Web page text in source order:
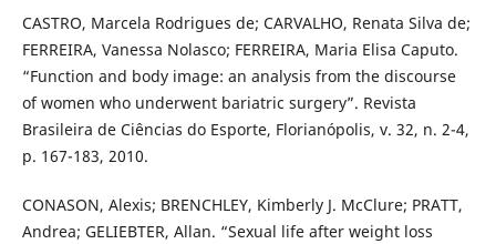
CASTRO, Marcela Rodrigues de; CARVALHO, Renata Silva de;
FERREIRA, Vanessa Nolasco; FERREIRA, Maria Elisa Caputo.
“Function and body image: an analysis from the discourse
of women who underwent bariatric surgery”. Revista
Brasileira de Ciências do Esporte, Florianópolis, v. 32, n. 2-4,
p. 167-183, 2010.
CONASON, Alexis; BRENCHLEY, Kimberly J. McClure; PRATT,
Andrea; GELIEBTER, Allan. “Sexual life after weight loss